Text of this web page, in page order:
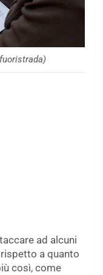
ad alcuni
a quanto
così, come